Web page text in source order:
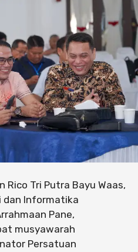
Rico Tri Putra Bayu Waas,
dan Informatika
Pane,
musyawarah
Persatuan